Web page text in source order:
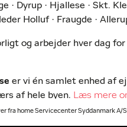
· Dyrup · Hjallese · Skt.
Holluf · Fraugde ·
og arbejder hver dag
er vi én samlet enhed af
af hele byen.
Læs mere
fra home Servicecenter Syddanmark A/S